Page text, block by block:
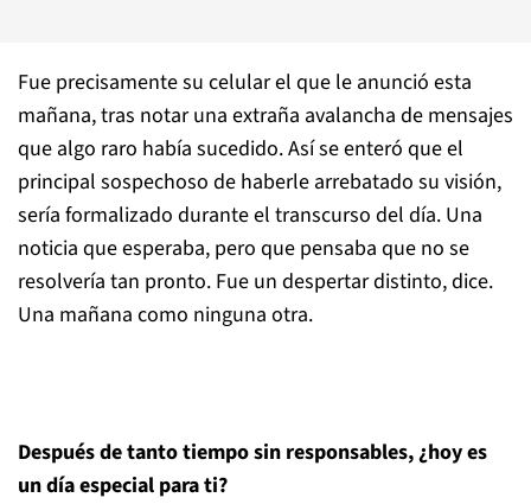
Fue precisamente su celular el que le anunció esta
mañana, tras notar una extraña avalancha de mensajes
que algo raro había sucedido. Así se enteró que el
principal sospechoso de haberle arrebatado su visión,
sería formalizado durante el transcurso del día. Una
noticia que esperaba, pero que pensaba que no se
resolvería tan pronto. Fue un despertar distinto, dice.
Una mañana como ninguna otra.
Después de tanto tiempo sin responsables, ¿hoy es
un día especial para ti?